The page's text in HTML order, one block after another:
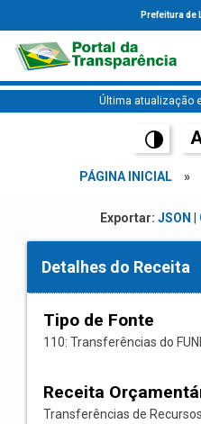
Prefeitura de
Última atualização
PÁGINA INICIAL »
Exportar: JSON
Detalhes do Receita
Tipo de Fonte
110: Transferências do
Receita
Transferências de